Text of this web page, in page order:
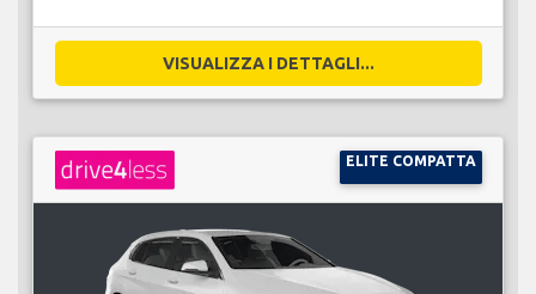
VISUALIZZA I DETTAGLI...
ELITE COMPATTA